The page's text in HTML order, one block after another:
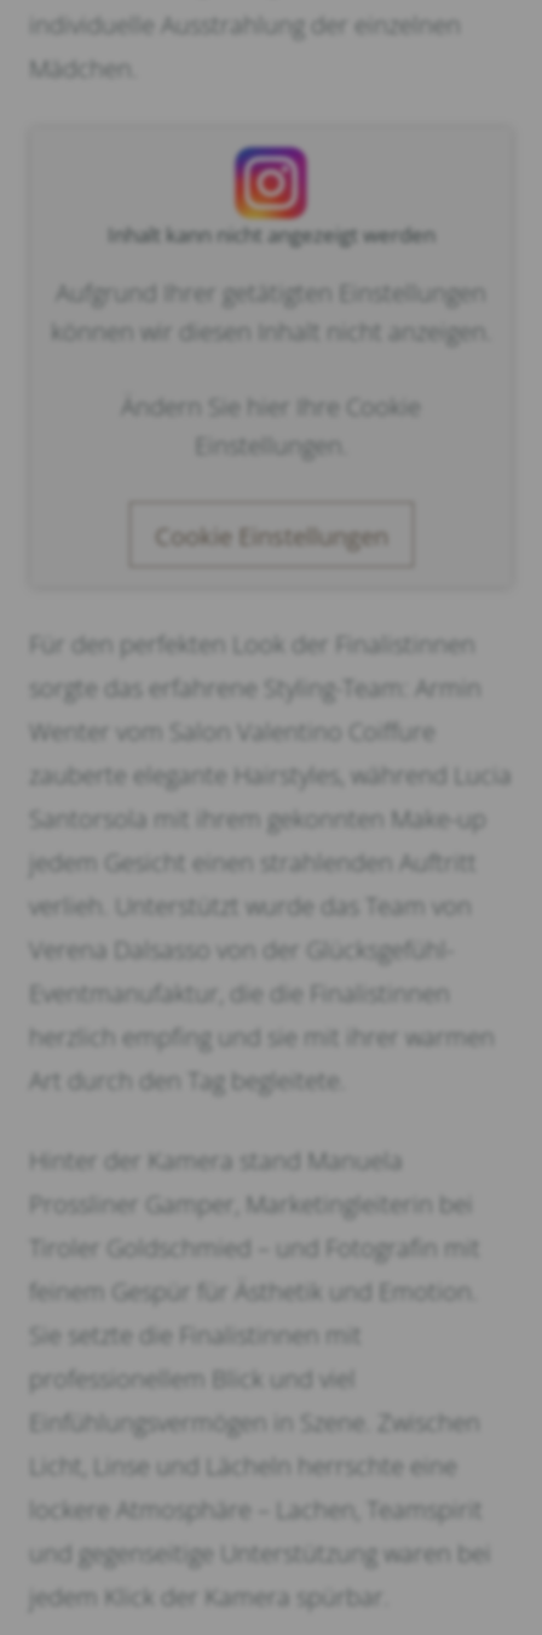
individuelle Ausstrahlung der einzelnen
Mädchen.
Inhalt kann nicht angezeigt werden
Aufgrund Ihrer getätigten Einstellungen
können wir diesen Inhalt nicht anzeigen.
Ändern Sie hier Ihre Cookie
Einstellungen.
Cookie Einstellungen
Für den perfekten Look der Finalistinnen
sorgte das erfahrene Styling-Team: Armin
Wenter vom Salon Valentino Coiffure
zauberte elegante Hairstyles, während Lucia
Santorsola mit ihrem gekonnten Make-up
jedem Gesicht einen strahlenden Auftritt
verlieh. Unterstützt wurde das Team von
Verena Dalsasso von der Glücksgefühl-
Eventmanufaktur, die die Finalistinnen
herzlich empfing und sie mit ihrer warmen
Art durch den Tag begleitete.
Hinter der Kamera stand Manuela
Prossliner Gamper, Marketingleiterin bei
Tiroler Goldschmied – und Fotografin mit
feinem Gespür für Ästhetik und Emotion.
Sie setzte die Finalistinnen mit
professionellem Blick und viel
Einfühlungsvermögen in Szene. Zwischen
Licht, Linse und Lächeln herrschte eine
lockere Atmosphäre – Lachen, Teamspirit
und gegenseitige Unterstützung waren bei
jedem Klick der Kamera spürbar.